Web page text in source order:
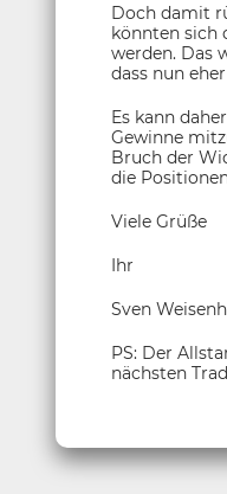
Doch damit
könnten sich
werden. Das
dass nun
Es kann
Gewinne
Bruch der
die
Viele Grüße
Ihr
Sven
PS: Der
nächsten